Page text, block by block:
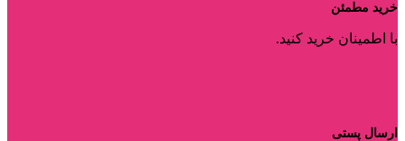
خرید مطمئن
با اطمینان خرید کنید.
ارسال پستی